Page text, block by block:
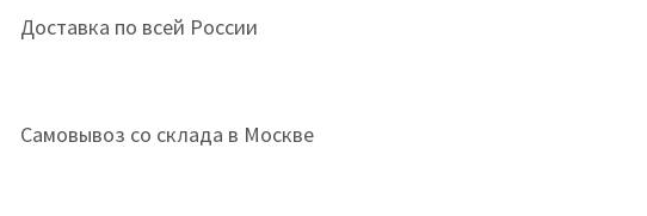
Доставка по всей России
Самовывоз со склада в Москве